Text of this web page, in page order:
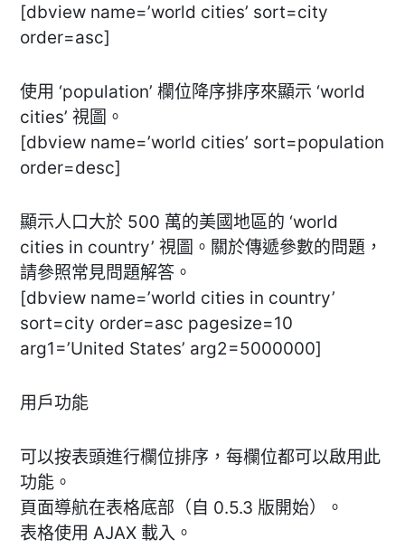
[dbview name=’world cities’ sort=city
order=asc]
使用 ‘population’ 欄位降序排序來顯示 ‘world
cities’ 視圖。
[dbview name=’world cities’ sort=population
order=desc]
顯示人口大於 500 萬的美國地區的 ‘world
cities in country’ 視圖。關於傳遞參數的問題，
請參照常見問題解答。
[dbview name=’world cities in country’
sort=city order=asc pagesize=10
arg1=’United States’ arg2=5000000]
用戶功能
可以按表頭進行欄位排序，每欄位都可以啟用此
功能。
頁面導航在表格底部（自 0.5.3 版開始）。
表格使用 AJAX 載入。